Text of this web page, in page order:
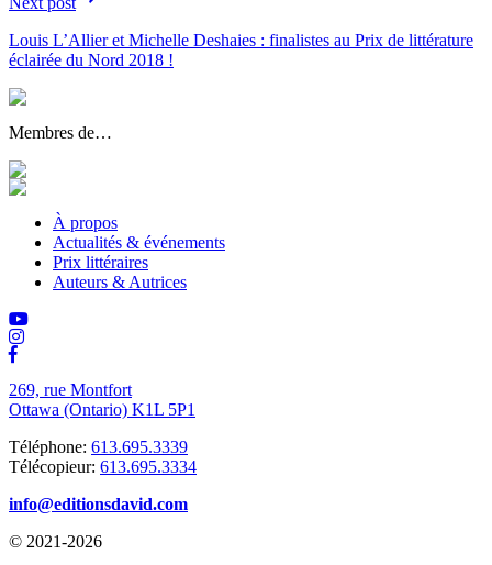
Louis L’Allier et Michelle Deshaies : finalistes au Prix de littérature
éclairée du Nord 2018 !
Membres de…
À propos
Actualités & événements
Prix littéraires
Auteurs & Autrices
269, rue Montfort
Ottawa (Ontario) K1L 5P1
Téléphone: 613.695.3339
Télécopieur: 613.695.3334
info@editionsdavid.com
© 2021-2026